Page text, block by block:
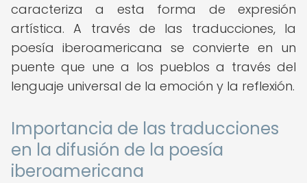
caracteriza a esta forma de expresión
artística. A través de las traducciones, la
poesía iberoamericana se convierte en un
puente que une a los pueblos a través del
lenguaje universal de la emoción y la reflexión.
Importancia de las traducciones
en la difusión de la poesía
iberoamericana